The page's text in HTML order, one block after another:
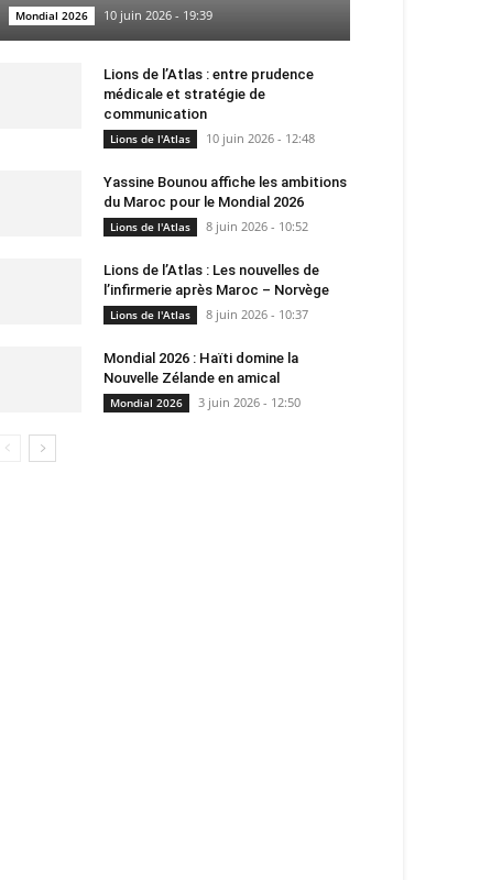
Mondial 2026 10 juin 2026 - 19:39
Lions de l’Atlas : entre prudence
médicale et stratégie de
communication
Lions de l'Atlas 10 juin 2026 - 12:48
Yassine Bounou affiche les ambitions
du Maroc pour le Mondial 2026
Lions de l'Atlas 8 juin 2026 - 10:52
Lions de l’Atlas : Les nouvelles de
l’infirmerie après Maroc – Norvège
Lions de l'Atlas 8 juin 2026 - 10:37
Mondial 2026 : Haïti domine la
Nouvelle Zélande en amical
Mondial 2026 3 juin 2026 - 12:50